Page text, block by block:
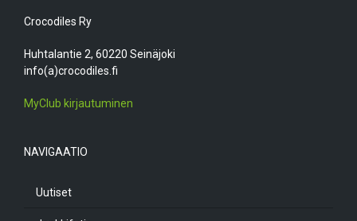
Crocodiles Ry
Huhtalantie 2, 60220 Seinäjoki
info(a)crocodiles.fi
MyClub kirjautuminen
NAVIGAATIO
Uutiset